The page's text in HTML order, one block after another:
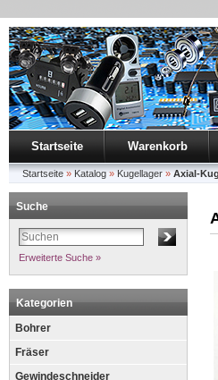
Startseite Warenkorb
Startseite » Katalog » Kugellager » Axial-
Suche
Erweiterte Suche »
Kategorien
Bohrer
Fräser
Gewindeschneider